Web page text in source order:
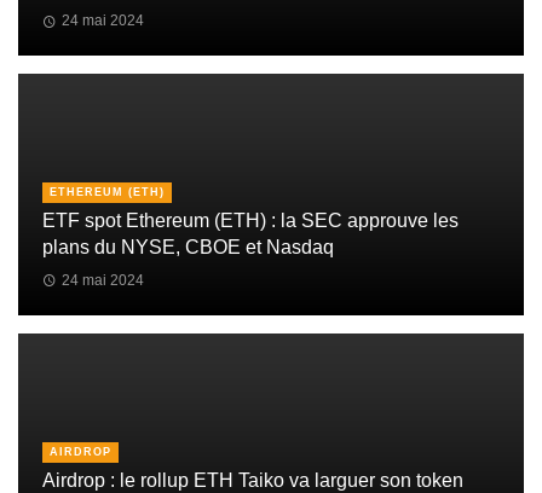
24 mai 2024
ETHEREUM (ETH)
ETF spot Ethereum (ETH) : la SEC approuve les
plans du NYSE, CBOE et Nasdaq
24 mai 2024
AIRDROP
Airdrop : le rollup ETH Taiko va larguer son token